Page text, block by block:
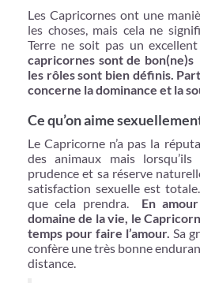
Les Capricornes ont une
les choses, mais cela ne
Terre ne soit pas un
capricornes sont de bon(ne)s
les rôles sont bien définis.
concerne la dominance et la
Ce qu’on aime
Le Capricorne n’a pas la
des animaux mais
prudence et sa réserve
satisfaction sexuelle est
que cela prendra. En
domaine de la vie, le
temps pour faire l’amour. Sa
confère une très bonne
distance.